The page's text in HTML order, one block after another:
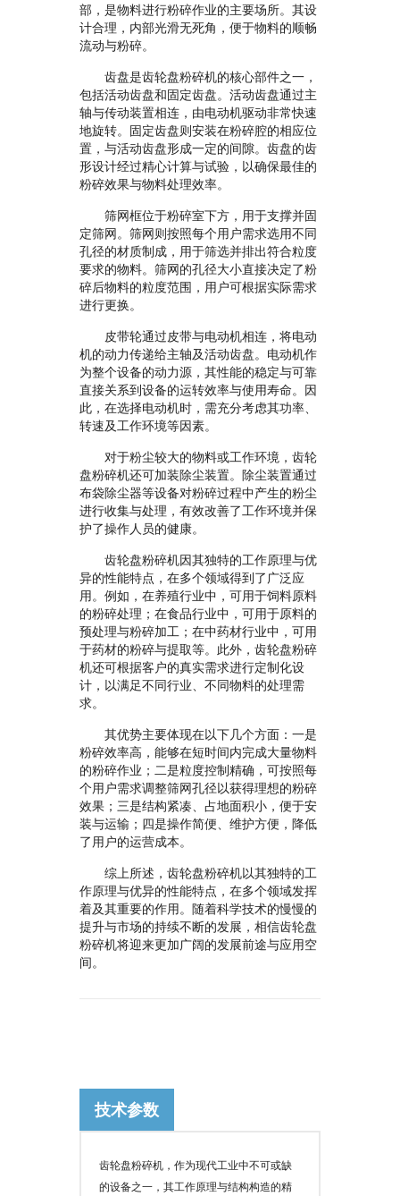
部，是物料进行粉碎作业的主要场所。其设
计合理，内部光滑无死角，便于物料的顺畅
流动与粉碎。
齿盘是齿轮盘粉碎机的核心部件之一，
包括活动齿盘和固定齿盘。活动齿盘通过主
轴与传动装置相连，由电动机驱动非常快速
地旋转。固定齿盘则安装在粉碎腔的相应位
置，与活动齿盘形成一定的间隙。齿盘的齿
形设计经过精心计算与试验，以确保最佳的
粉碎效果与物料处理效率。
筛网框位于粉碎室下方，用于支撑并固
定筛网。筛网则按照每个用户需求选用不同
孔径的材质制成，用于筛选并排出符合粒度
要求的物料。筛网的孔径大小直接决定了粉
碎后物料的粒度范围，用户可根据实际需求
进行更换。
皮带轮通过皮带与电动机相连，将电动
机的动力传递给主轴及活动齿盘。电动机作
为整个设备的动力源，其性能的稳定与可靠
直接关系到设备的运转效率与使用寿命。因
此，在选择电动机时，需充分考虑其功率、
转速及工作环境等因素。
对于粉尘较大的物料或工作环境，齿轮
盘粉碎机还可加装除尘装置。除尘装置通过
布袋除尘器等设备对粉碎过程中产生的粉尘
进行收集与处理，有效改善了工作环境并保
护了操作人员的健康。
齿轮盘粉碎机因其独特的工作原理与优
异的性能特点，在多个领域得到了广泛应
用。例如，在养殖行业中，可用于饲料原料
的粉碎处理；在食品行业中，可用于原料的
预处理与粉碎加工；在中药材行业中，可用
于药材的粉碎与提取等。此外，齿轮盘粉碎
机还可根据客户的真实需求进行定制化设
计，以满足不同行业、不同物料的处理需
求。
其优势主要体现在以下几个方面：一是
粉碎效率高，能够在短时间内完成大量物料
的粉碎作业；二是粒度控制精确，可按照每
个用户需求调整筛网孔径以获得理想的粉碎
效果；三是结构紧凑、占地面积小，便于安
装与运输；四是操作简便、维护方便，降低
了用户的运营成本。
综上所述，齿轮盘粉碎机以其独特的工
作原理与优异的性能特点，在多个领域发挥
着及其重要的作用。随着科学技术的慢慢的
提升与市场的持续不断的发展，相信齿轮盘
粉碎机将迎来更加广阔的发展前途与应用空
间。
技术参数
齿轮盘粉碎机，作为现代工业中不可或缺
的设备之一，其工作原理与结构构造的精